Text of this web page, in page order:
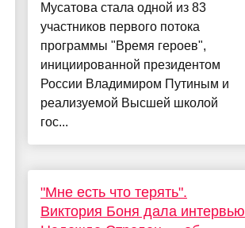
Мусатова стала одной из 83
участников первого потока
программы "Время героев",
инициированной президентом
России Владимиром Путиным и
реализуемой Высшей школой
гос...
"Мне есть что терять".
Виктория Боня дала интервью